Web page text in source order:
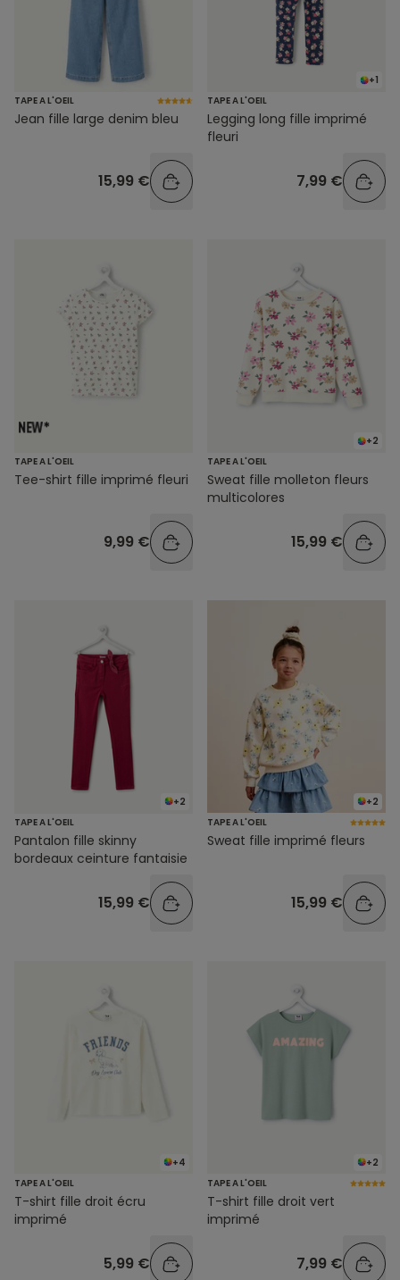
TAPE A L'OEIL
Jean fille large denim bleu
15,99 €
+1
TAPE A L'OEIL
Legging long fille imprimé
fleuri
7,99 €
TAPE A L'OEIL
Tee-shirt fille imprimé fleuri
9,99 €
+2
TAPE A L'OEIL
Sweat fille molleton fleurs
multicolores
15,99 €
+2
TAPE A L'OEIL
Pantalon fille skinny
bordeaux ceinture fantaisie
15,99 €
+2
TAPE A L'OEIL
Sweat fille imprimé fleurs
15,99 €
+4
TAPE A L'OEIL
T-shirt fille droit écru
imprimé
5,99 €
+2
TAPE A L'OEIL
T-shirt fille droit vert
imprimé
7,99 €